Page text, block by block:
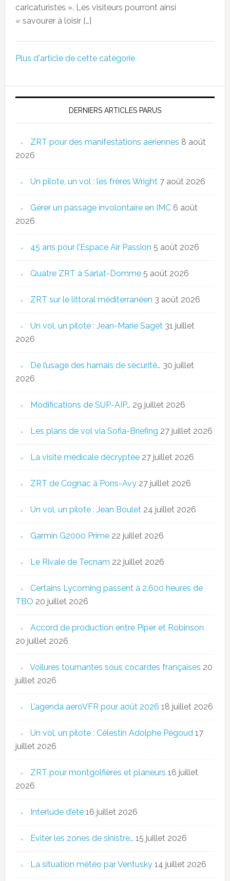
caricaturistes ». Les visiteurs pourront ainsi
« savourer à loisir […]
Plus d'article de cette catégorie
DERNIERS ARTICLES PARUS
ZRT pour des manifestations aériennes 8 août
2026
Un pilote, un vol : les frères Wright 7 août 2026
Gérer un passage involontaire en IMC 6 août
2026
45 ans pour l’Espace Air Passion 5 août 2026
Quatre ZRT à Sarlat-Domme 5 août 2026
ZRT sur le littoral méditerranéen 3 août 2026
Un vol, un pilote : Jean-Marie Saget 31 juillet
2026
De l’usage des harnais de sécurité… 30 juillet
2026
Modifications de SUP-AIP… 29 juillet 2026
Les plans de vol via Sofia-Briefing 27 juillet 2026
La visite médicale décryptée 27 juillet 2026
ZRT de Cognac à Pons-Avy 27 juillet 2026
Un vol, un pilote : Jean Boulet 24 juillet 2026
Garmin G2000 Prime 22 juillet 2026
Le Rivale de Tecnam 22 juillet 2026
Certains Lycoming passent à 2.600 heures de
TBO 20 juillet 2026
Accord de production entre Piper et Robinson
20 juillet 2026
Voilures tournantes sous cocardes françaises 20
juillet 2026
L’agenda aeroVFR pour août 2026 18 juillet 2026
Un vol, un pilote : Célestin Adolphe Pégoud 17
juillet 2026
ZRT pour montgolfières et planeurs 16 juillet
2026
Interlude d’été 16 juillet 2026
Eviter les zones de sinistre… 15 juillet 2026
La situation météo par Ventusky 14 juillet 2026